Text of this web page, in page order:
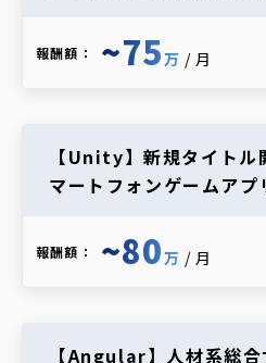
報酬額： ~75万 /月
【Unity】新規タイトル
マートフォンゲームアプ
報酬額： ~80万 /月
【Angular】人材系総